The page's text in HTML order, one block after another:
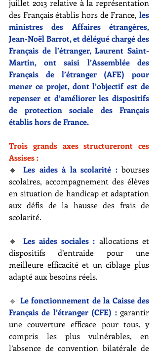
juillet 2013 relative à la représentation
des Français établis hors de France, les
ministres des Affaires étrangères,
Jean-Noël Barrot, et délégué chargé des
Français de l’étranger, Laurent Saint-
Martin, ont saisi l’Assemblée des
Français de l’étranger (AFE) pour
mener ce projet, dont l’objectif est de
repenser et d’améliorer les dispositifs
de protection sociale des Français
établis hors de France.
Trois grands axes structureront ces
Assises :
🔹 Les aides à la scolarité : bourses
scolaires, accompagnement des élèves
en situation de handicap et adaptation
aux défis de la hausse des frais de
scolarité.
🔹 Les aides sociales : allocations et
dispositifs d’entraide pour une
meilleure efficacité et un ciblage plus
adapté aux besoins réels.
🔹 Le fonctionnement de la Caisse des
Français de l’étranger (CFE) : garantir
une couverture efficace pour tous, y
compris les plus vulnérables, en
l’absence de convention bilatérale de